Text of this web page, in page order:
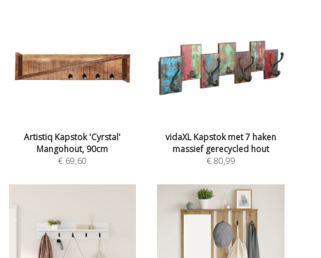
Artistiq Kapstok 'Cyrstal'
Mangohout, 90cm
€ 69,60
vidaXL Kapstok met 7 haken
massief gerecycled hout
€ 80,99